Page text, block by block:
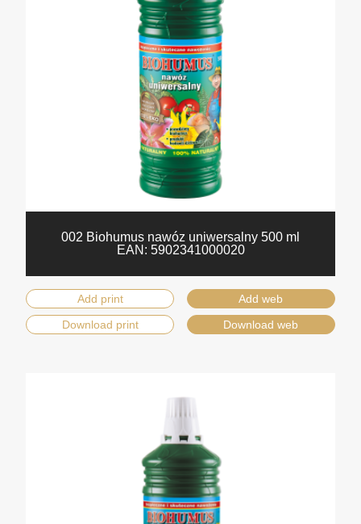
002 Biohumus nawóz uniwersalny 500 ml
EAN: 5902341000020
Add print
Add web
Download print
Download web